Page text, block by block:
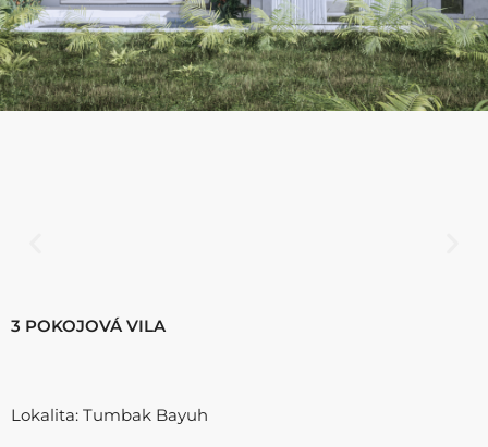
3 POKOJOVÁ VILA
Lokalita: Tumbak Bayuh